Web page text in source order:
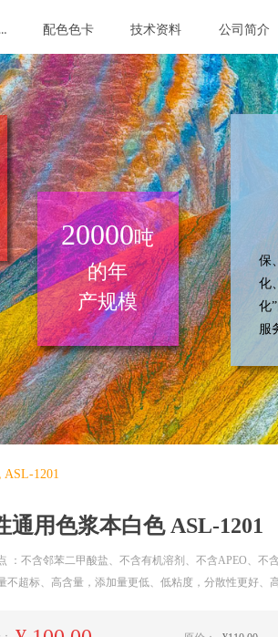
DIY着色剂 配色色卡 技术资料 公司简介
保
化
化
服
20000吨
的年
产规模
1201
通用色浆本白色 ASL-1201
：不含邻苯二甲酸盐、不含有机溶剂、不含APEO、
不超标、高含量，添加量更低、低粘度，分散性更好